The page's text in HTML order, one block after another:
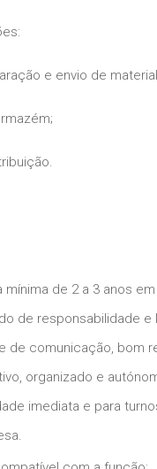
e envio de
mínima de 2 a 3 anos
de responsabilidade e
de comunicação, bom
organizado e
imediata e para